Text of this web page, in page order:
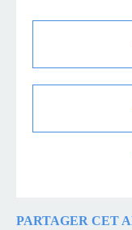
PARTAGER CET